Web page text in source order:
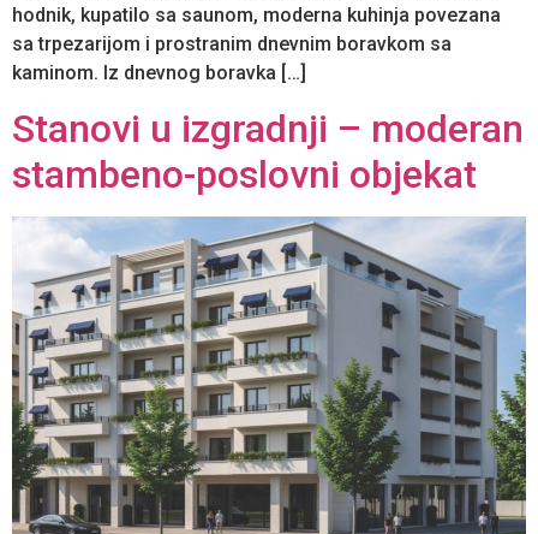
hodnik, kupatilo sa saunom, moderna kuhinja povezana
sa trpezarijom i prostranim dnevnim boravkom sa
kaminom. Iz dnevnog boravka […]
Stanovi u izgradnji – moderan
stambeno-poslovni objekat